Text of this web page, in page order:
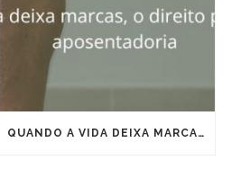
QUANDO A VIDA DEIXA MARCAS, O DIREITO PODE ANTECIPAR A APOSENTADORIA